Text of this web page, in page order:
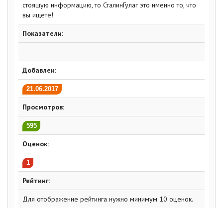
стоящую информацию, то СталинГулаг это именно то, что
вы ищете!
Показатели:
Добавлен:
21.06.2017
Просмотров:
595
Оценок:
1
Рейтинг:
Для отображение рейтинга нужно минимум 10 оценок.